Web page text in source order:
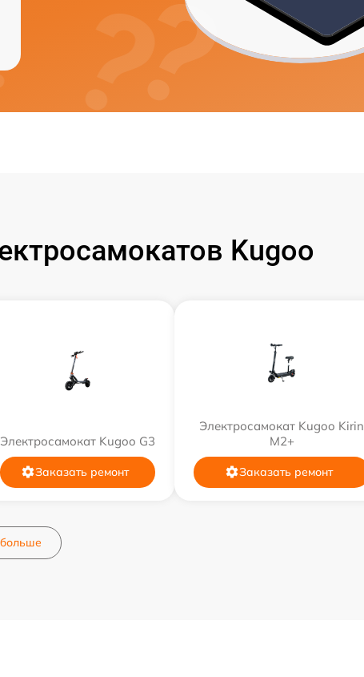
Kugoo
Электросамокат Kugoo G3
Заказать ремонт
Электросамокат Kugoo Kirin
M2+
Заказать ремонт